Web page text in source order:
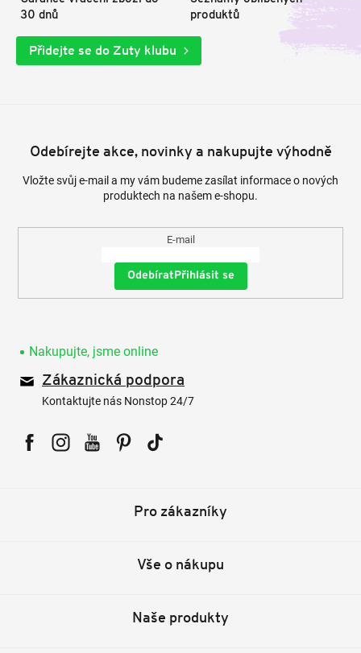
30 dnů
produktů
Přidejte se do Zuty klubu
Odebírejte akce, novinky a nakupujte výhodně
Vložte svůj e-mail a my vám budeme zasílat informace o nových
produktech na našem e-shopu.
E-mail
Přihlásit se
Nakupujte, jsme online
Zákaznická podpora
Kontaktujte nás Nonstop 24/7
Pro zákazníky
Vše o nákupu
Naše produkty